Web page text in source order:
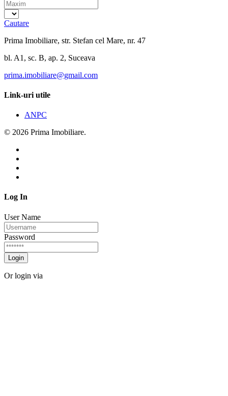
Cautare
Prima Imobiliare, str. Stefan cel Mare, nr. 47
bl. A1, sc. B, ap. 2, Suceava
prima.imobiliare@gmail.com
Link-uri utile
ANPC
© 2026 Prima Imobiliare.
Log In
User Name
Password
Login
Or login via